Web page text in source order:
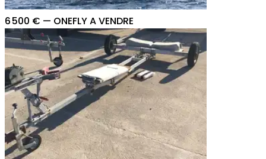
6 500 € — ONEFLY A VENDRE